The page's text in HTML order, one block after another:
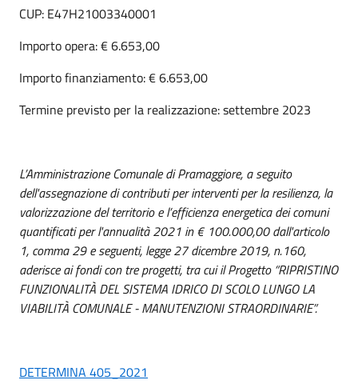
CUP: E47H21003340001
Importo opera: € 6.653,00
Importo finanziamento: € 6.653,00
Termine previsto per la realizzazione: settembre 2023
L’Amministrazione Comunale di Pramaggiore, a seguito
dell'assegnazione di contributi per interventi per la resilienza, la
valorizzazione del territorio e l’efficienza energetica dei comuni
quantificati per l'annualità 2021 in € 100.000,00 dall'articolo
1, comma 29 e seguenti, legge 27 dicembre 2019, n.160,
aderisce ai fondi con tre progetti, tra cui il Progetto “RIPRISTINO
FUNZIONALITÀ DEL SISTEMA IDRICO DI SCOLO LUNGO LA
VIABILITÀ COMUNALE - MANUTENZIONI STRAORDINARIE”.
DETERMINA 405_2021